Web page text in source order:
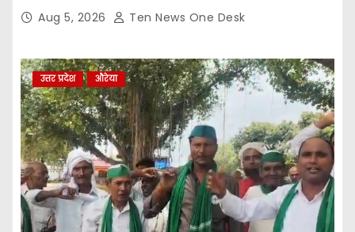
Aug 5, 2026 Ten News One Desk
उत्तर प्रदेश औरेया